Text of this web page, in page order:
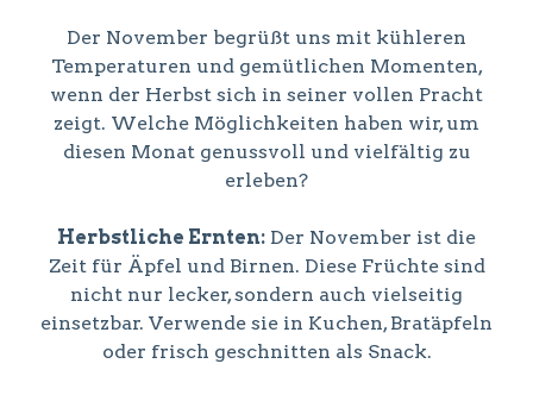
Der November begrüßt uns mit kühleren
Temperaturen und gemütlichen Momenten,
wenn der Herbst sich in seiner vollen Pracht
zeigt. Welche Möglichkeiten haben wir, um
diesen Monat genussvoll und vielfältig zu
erleben?
Herbstliche Ernten: Der November ist die
Zeit für Äpfel und Birnen. Diese Früchte sind
nicht nur lecker, sondern auch vielseitig
einsetzbar. Verwende sie in Kuchen, Bratäpfeln
oder frisch geschnitten als Snack.